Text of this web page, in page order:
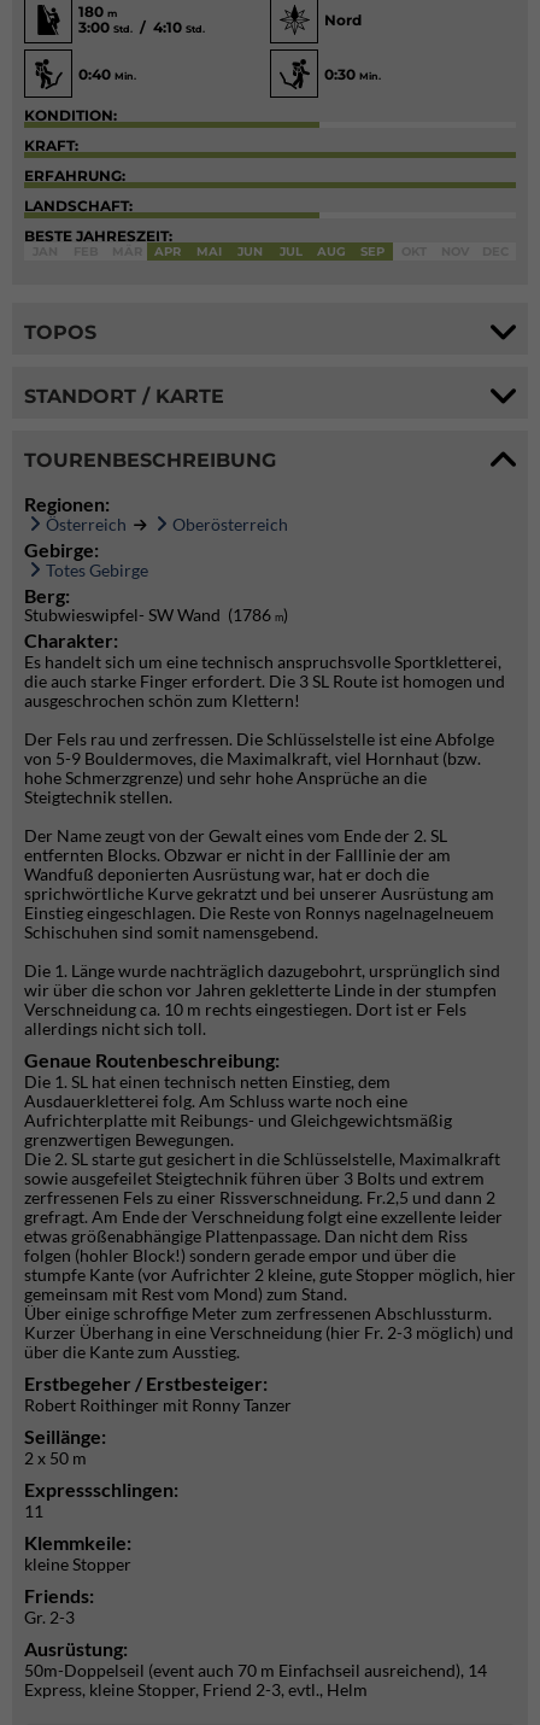
180 m
3:00 Std. / 4:10 Std.
Nord
0:40 Min. 0:30 Min.
KONDITION:
KRAFT:
ERFAHRUNG:
LANDSCHAFT:
BESTE JAHRESZEIT:
APR MAI JUN JUL AUG SEP
TOPOS
STANDORT / KARTE
TOURENBESCHREIBUNG
Regionen:
Österreich Oberösterreich
Gebirge:
Totes Gebirge
Berg:
Stubwieswipfel- SW Wand (1786 m)
Charakter:
Es handelt sich um eine technisch anspruchsvolle Sportkletterei,
die auch starke Finger erfordert. Die 3 SL Route ist homogen und
ausgeschrochen schön zum Klettern!
Der Fels rau und zerfressen. Die Schlüsselstelle ist eine Abfolge
von 5-9 Bouldermoves, die Maximalkraft, viel Hornhaut (bzw.
hohe Schmerzgrenze) und sehr hohe Ansprüche an die
Steigtechnik stellen.
Der Name zeugt von der Gewalt eines vom Ende der 2. SL
entfernten Blocks. Obzwar er nicht in der Falllinie der am
Wandfuß deponierten Ausrüstung war, hat er doch die
sprichwörtliche Kurve gekratzt und bei unserer Ausrüstung am
Einstieg eingeschlagen. Die Reste von Ronnys nagelnagelneuem
Schischuhen sind somit namensgebend.
Die 1. Länge wurde nachträglich dazugebohrt, ursprünglich sind
wir über die schon vor Jahren gekletterte Linde in der stumpfen
Verschneidung ca. 10 m rechts eingestiegen. Dort ist er Fels
allerdings nicht sich toll.
Genaue Routenbeschreibung:
Die 1. SL hat einen technisch netten Einstieg, dem
Ausdauerkletterei folg. Am Schluss warte noch eine
Aufrichterplatte mit Reibungs- und Gleichgewichtsmäßig
grenzwertigen Bewegungen.
Die 2. SL starte gut gesichert in die Schlüsselstelle, Maximalkraft
sowie ausgefeilet Steigtechnik führen über 3 Bolts und extrem
zerfressenen Fels zu einer Rissverschneidung. Fr.2,5 und dann 2
grefragt. Am Ende der Verschneidung folgt eine exzellente leider
etwas größenabhängige Plattenpassage. Dan nicht dem Riss
folgen (hohler Block!) sondern gerade empor und über die
stumpfe Kante (vor Aufrichter 2 kleine, gute Stopper möglich, hier
gemeinsam mit Rest vom Mond) zum Stand.
Über einige schroffige Meter zum zerfressenen Abschlussturm.
Kurzer Überhang in eine Verschneidung (hier Fr. 2-3 möglich) und
über die Kante zum Ausstieg.
Erstbegeher / Erstbesteiger:
Robert Roithinger mit Ronny Tanzer
Seillänge:
2 x 50 m
Expressschlingen:
11
Klemmkeile:
kleine Stopper
Friends:
Gr. 2-3
Ausrüstung:
50m-Doppelseil (event auch 70 m Einfachseil ausreichend), 14
Express, kleine Stopper, Friend 2-3, evtl., Helm